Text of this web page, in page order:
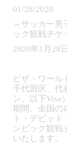
01/28/2020
～サッカー男
ック観戦チケ
2020年1月28
ビザ・ワール
千代田区、代
ン、以下Visa
期間、全国の
ト・デビッ
ンピック観戦
いたします。